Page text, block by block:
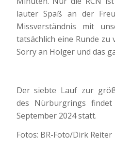
lauter Spaß an der
Missverständnis mit
tatsächlich eine Runde zu
Sorry an Holger und das
Der siebte Lauf zur
des Nürburgrings
September 2024 statt.
Fotos: BR-Foto/Dirk Reiter